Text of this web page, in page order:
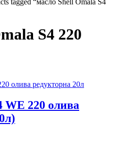
tagged “масло Shell Omala S4
S4 220
WE 220 олива